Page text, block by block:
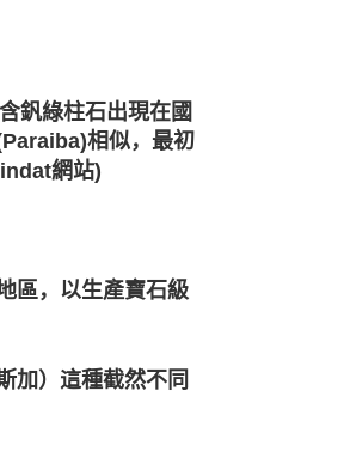
釩綠柱石出現在國
相似，最初
網站)
區，以生產寶石級
加）這種截然不同